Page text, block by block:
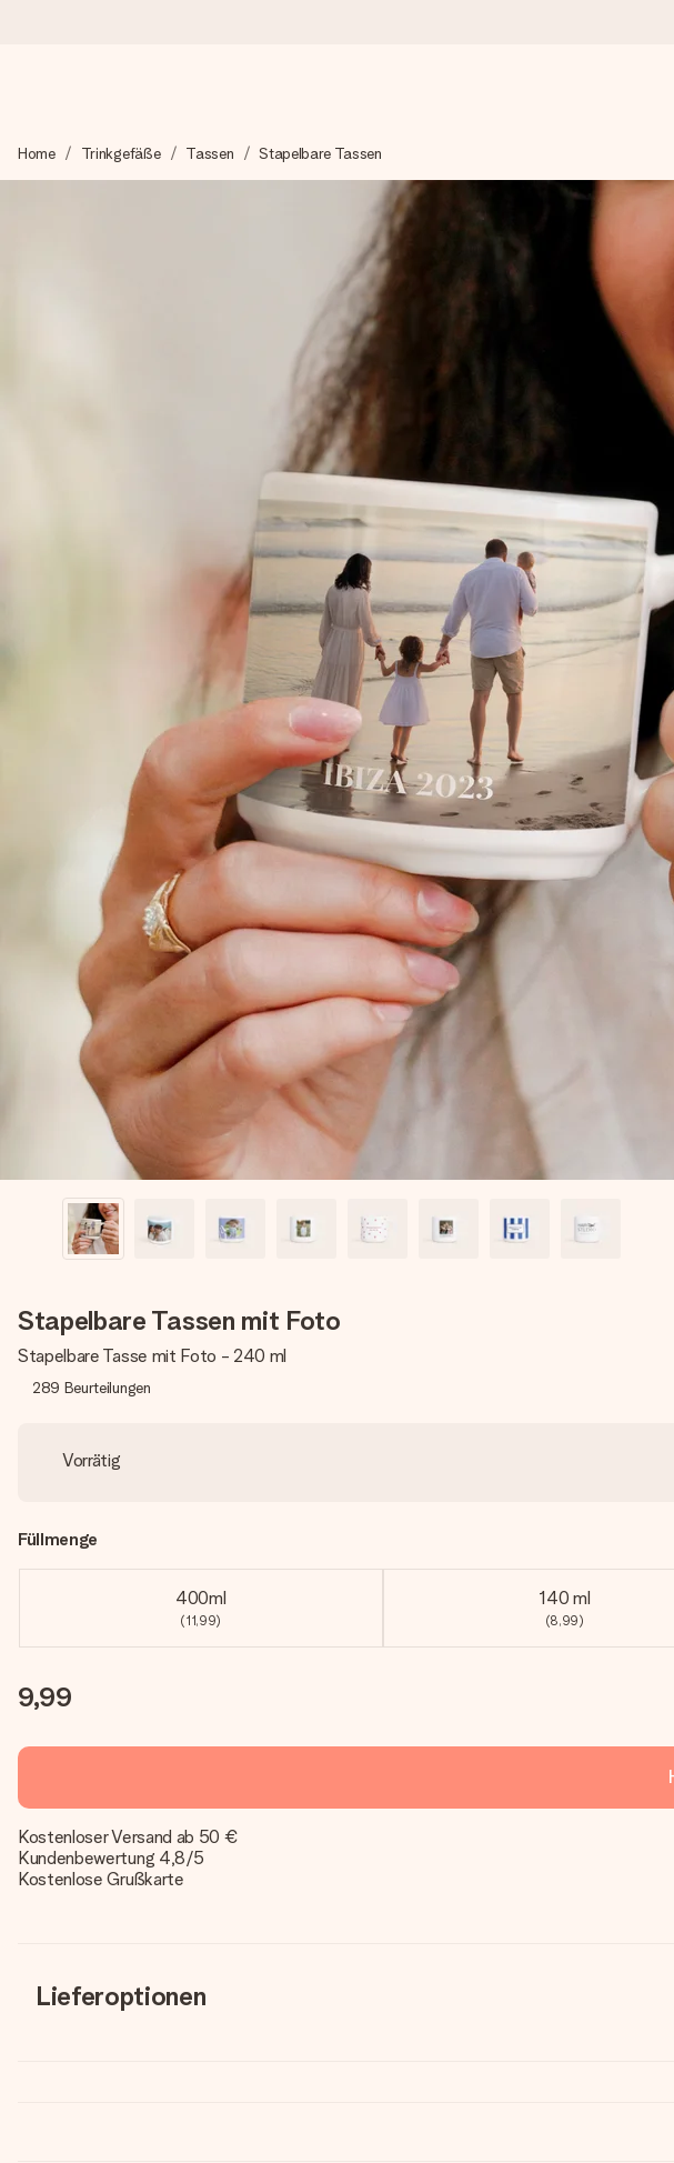
Wir bereiten dein Geschenk sorgfältig vor und schicken es blitzschnell – damit du es
zählt.
4,8 (basierend auf +15.000 Bewertungen)
Unsere Geschenke begeistern. Kunden bewerten uns mit 4,8 bei Google Reviews
Montag - Freitag : 8:30 - 17:00 Uhr
Samstag - Sonntag : 8:30 - 13:00 Uhr
Home Trinkgefäße Tassen Stapelbare Tassen
Stapelbare Tassen mit Foto
Stapelbare Tasse mit Foto - 240 ml
289 Beurteilungen
Vorrätig
Füllmenge
400ml
(11,99)
140 ml
(8,99)
9,99
Kostenloser Versand ab 50 €
Kundenbewertung 4,8/5
Kostenlose Grußkarte
Lieferoptionen